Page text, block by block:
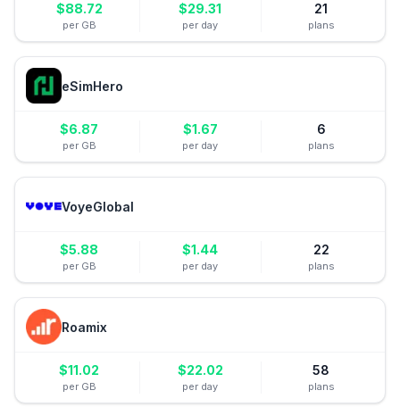
$88.72
per GB
$29.31
per day
21
plans
eSimHero
$6.87
per GB
$1.67
per day
6
plans
VoyeGlobal
$5.88
per GB
$1.44
per day
22
plans
Roamix
$11.02
per GB
$22.02
per day
58
plans